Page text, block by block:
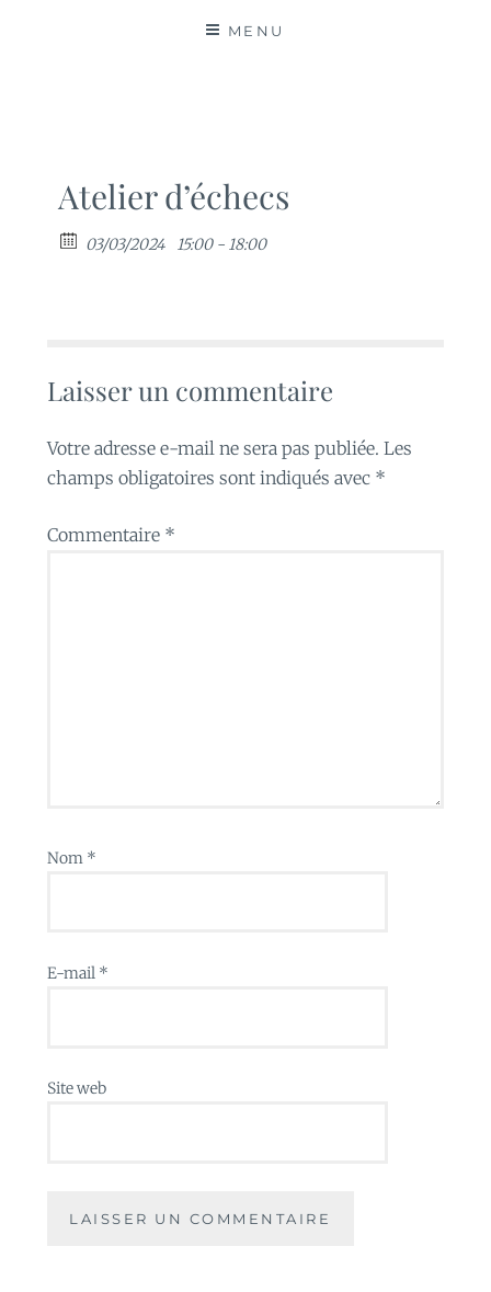
MENU
Atelier d’échecs
03/03/2024 15:00 - 18:00
Laisser un commentaire
Votre adresse e-mail ne sera pas publiée. Les
champs obligatoires sont indiqués avec *
Commentaire *
Nom *
E-mail *
Site web